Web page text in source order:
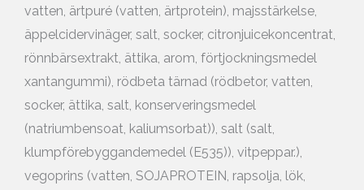
vatten, ärtpuré (vatten, ärtprotein), majsstärkelse,
äppelcidervinäger, salt, socker, citronjuicekoncentrat,
rönnbärsextrakt, ättika, arom, förtjockningsmedel
xantangummi), rödbeta tärnad (rödbetor, vatten,
socker, ättika, salt, konserveringsmedel
(natriumbensoat, kaliumsorbat)), salt (salt,
klumpförebyggandemedel (E535)), vitpeppar.),
vegoprins (vatten, SOJAPROTEIN, rapsolja, lök,